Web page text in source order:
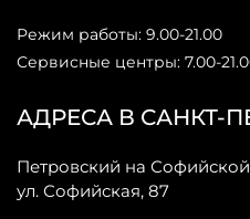
АДРЕСА В САНКТ-
Петровский на Софийской
ул. Софийская, 87
Режим работы: 9.00-21.00
Сервисные центры: 7.00-